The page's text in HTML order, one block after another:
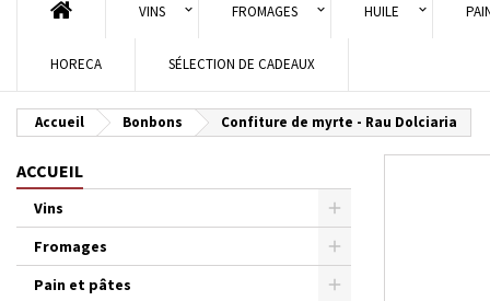
VINS FROMAGES HUILE
HORECA SÉLECTION DE CADEAUX
Accueil Bonbons Confiture de myrte - Rau Dolciaria
ACCUEIL
Vins
Fromages
Pain et pâtes